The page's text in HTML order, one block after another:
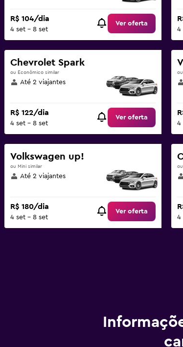
R$ 104/dia
4 set - 8 set
Ver oferta
4
Chevrolet Spark
ou Econômico similar
Até 2 viajantes
R$ 122/dia
4 set - 8 set
Ver oferta
4
Volkswagen up!
ou Mini similar
Até 2 viajantes
R$ 180/dia
4 set - 8 set
Ver oferta
4